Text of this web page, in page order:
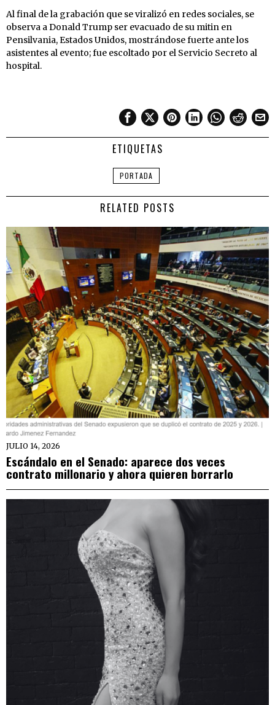
Al final de la grabación que se viralizó en redes sociales, se
observa a Donald Trump ser evacuado de su mitin en
Pensilvania, Estados Unidos, mostrándose fuerte ante los
asistentes al evento; fue escoltado por el Servicio Secreto al
hospital.
ETIQUETAS
PORTADA
RELATED POSTS
JULIO 14, 2026
Escándalo en el Senado: aparece dos veces
contrato millonario y ahora quieren borrarlo